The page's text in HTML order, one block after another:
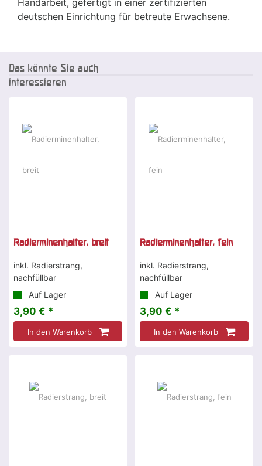
deutschen Einrichtung für betreute Erwachsene.
Das könnte Sie auch
interessieren
Radierminenhalter, breit
inkl. Radierstrang,
nachfüllbar
Auf Lager
3,90 € *
In den Warenkorb
Radierminenhalter, fein
inkl. Radierstrang,
nachfüllbar
Auf Lager
3,90 € *
In den Warenkorb